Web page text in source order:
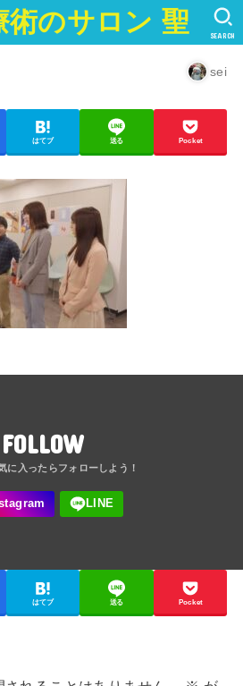
術のサロン 聖 SEARCH
sei
はてブ 送る Pocket
FOLLOW
はてブ 送る Pocket